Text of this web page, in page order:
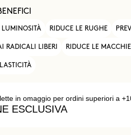
RIDUCE LE RUGHE
RADICALI LIBERI RIDUCE LE
in omaggio per ordini superiori a
ESCLUSIVA